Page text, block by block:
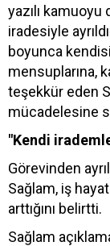
yazılı
iradesiyle
boyunca
mensuplarına,
teşekkür eden
mücadelesine
"Kendi
Görevinden
Sağlam, iş
arttığını belirtti.
Sağlam